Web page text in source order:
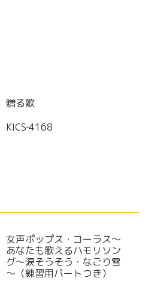
贈る歌
KICS‐4168
女声ポップス・コーラス～
あなたも歌えるハモリソン
グ～涙そうそう・なごり雪
～（練習用パートつき）